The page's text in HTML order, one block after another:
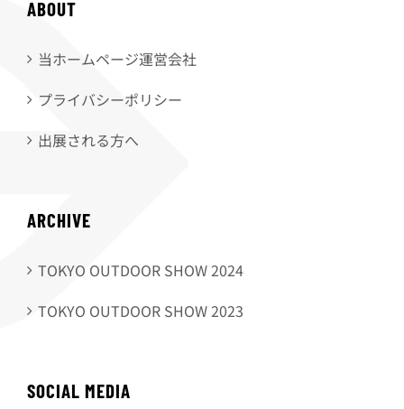
ABOUT
当ホームページ運営会社
プライバシーポリシー
出展される方へ
ARCHIVE
TOKYO OUTDOOR SHOW 2024
TOKYO OUTDOOR SHOW 2023
SOCIAL MEDIA